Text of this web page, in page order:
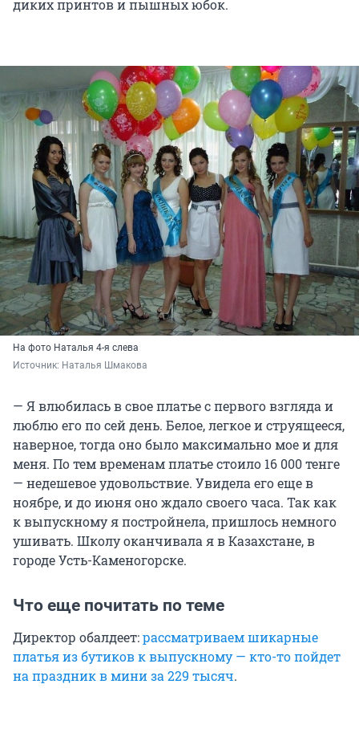
диких принтов и пышных юбок.
На фото Наталья 4-я слева
Источник: Наталья Шмакова
— Я влюбилась в свое платье с первого взгляда и
люблю его по сей день. Белое, легкое и струящееся,
наверное, тогда оно было максимально мое и для
меня. По тем временам платье стоило 16 000 тенге
— недешевое удовольствие. Увидела его еще в
ноябре, и до июня оно ждало своего часа. Так как
к выпускному я постройнела, пришлось немного
ушивать. Школу оканчивала я в Казахстане, в
городе Усть-Каменогорске.
Что еще почитать по теме
Директор обалдеет:рассматриваем шикарные
платья из бутиков к выпускному — кто-то пойдет
на праздник в мини за 229 тысяч.